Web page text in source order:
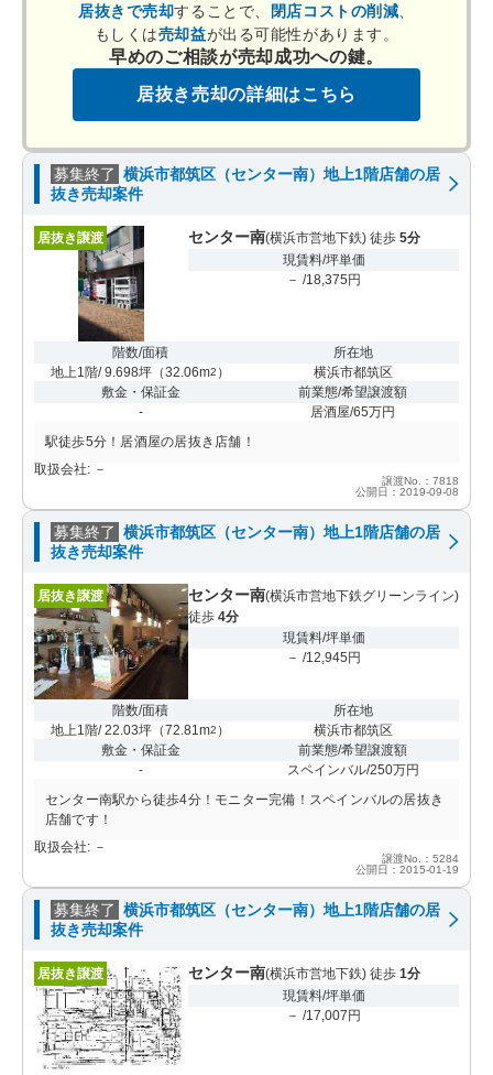
居抜きで売却することで、 閉店コストの削減
もしくは売却益が出る可能性があります。
早めのご相談が売却成功への鍵。
居抜き売却の詳細はこちら
募集終了 横浜市都筑区（センター南）地上1階店舗の居
抜き売却案件
居抜き譲渡 センター南(横浜市営地下鉄) 徒歩 5分
現賃料/坪単価
－ /18,375円
階数/面積
地上1階/ 9.698坪 （32.06m2 ）
所在地
横浜市都筑区
敷金・保証金
-
前業態/希望譲渡額
居酒屋/65万円
駅徒歩5分！居酒屋の居抜き店舗！
取扱会社: －
譲渡No.：7818
公開日：2019-09-08
募集終了 横浜市都筑区（センター南）地上1階店舗の居
抜き売却案件
居抜き譲渡 センター南(横浜市営地下鉄グリーンライン)
徒歩 4分
現賃料/坪単価
－ /12,945円
階数/面積
地上1階/ 22.03坪 （72.81m2 ）
所在地
横浜市都筑区
敷金・保証金
-
前業態/希望譲渡額
スペインバル/250万円
センター南駅から徒歩4分！モニター完備！スペインバルの居抜き
店舗です！
取扱会社: －
譲渡No.：5284
公開日：2015-01-19
募集終了 横浜市都筑区（センター南）地上1階店舗の居
抜き売却案件
居抜き譲渡 センター南(横浜市営地下鉄) 徒歩 1分
現賃料/坪単価
－ /17,007円